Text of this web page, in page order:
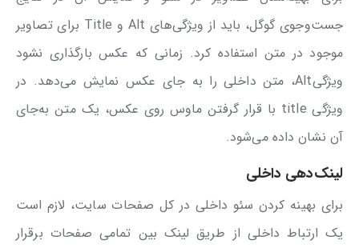
جست‌وجوی گوگل، باید از ویژگی‌های Alt و Title برای تصاویر
موجود در متن استفاده کرد. زمانی که عکس بارگذاری نشود
ویژگیAlt، متن داخلی را به جای عکس نمایش می‌دهد. در
ویژگی title با قرار گرفتن ماوس روی عکس، یک متن به‌جای
آن نشان داده می‌شود.
لینک‌دهی داخلی
برای بهینه کردن سئو داخلی در کل صفحات سایت، لازم است
یک ارتباط داخلی از طریق لینک بین تمامی صفحات برقرار